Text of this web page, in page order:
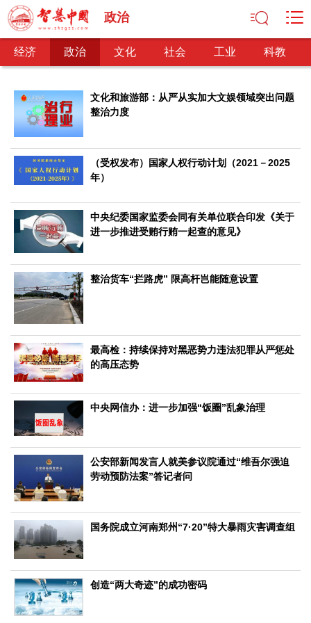
政治
经济 政治 文化 社会 工业 科教
经济
经济观察 产业纵横 区域经济 新锐视点
发展理念
经济转型
供给侧改革
政治
深化改革 依法治国 司法公正 民主政治
观察思考
网文推荐
文化
中华文化 核心价值
文化观察
智海钩沉
社会
社会治理 社会保障 城乡发展
工业
装备制造 智能制造 制造2025 大国工匠
科技观察 创新前沿 智慧教育 职业教育
三农
智慧农业 智慧乡村 基层之声
国防
国防建设 军民融合
国际
中国与世界 国际视点
文化和旅游部：从严从实加大文娱领域突出问题
整治力度
（受权发布）国家人权行动计划（2021－2025
年）
中央纪委国家监委会同有关单位联合印发《关于
进一步推进受贿行贿一起查的意见》
整治货车“拦路虎” 限高杆岂能随意设置
最高检：持续保持对黑恶势力违法犯罪从严惩处
的高压态势
中央网信办：进一步加强“饭圈”乱象治理
公安部新闻发言人就美参议院通过“维吾尔强迫
劳动预防法案”答记者问
国务院成立河南郑州“7·20”特大暴雨灾害调查组
创造“两大奇迹”的成功密码